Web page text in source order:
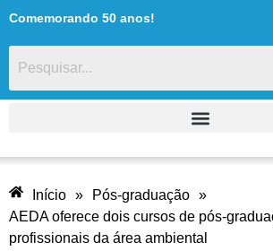
Comemorando 50 anos!
Início » Pós-graduação »
AEDA oferece dois cursos de pós-
profissionais da área ambiental